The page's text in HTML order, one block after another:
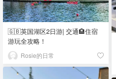
🇬🇧英国湖区2日游| 交通🏨住宿
游玩全攻略！
Rosie的日常